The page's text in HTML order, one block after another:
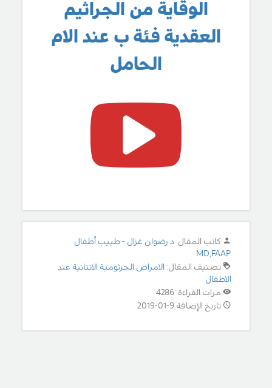
الوقاية من الجراثيم
العقدية فئة ب عند الام
الحامل
كاتب المقال: د.رضوان غزال - طبيب أطفال
MD,FAAP
تصنيف المقال: الامراض الجرثومية الانتانية عند
الاطفال
مرات القراءة: 4286
تاريخ الإضافة 9-01-2019